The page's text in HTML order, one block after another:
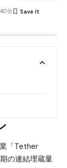
分
「Tether
の連結埋蔵量